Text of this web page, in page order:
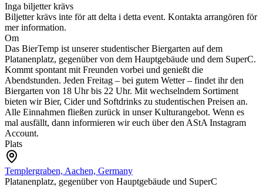
Inga biljetter krävs
Biljetter krävs inte för att delta i detta event. Kontakta arrangören för
mer information.
Om
Das BierTemp ist unserer studentischer Biergarten auf dem
Platanenplatz, gegenüber von dem Hauptgebäude und dem SuperC.
Kommt spontant mit Freunden vorbei und genießt die
Abendstunden. Jeden Freitag – bei gutem Wetter – findet ihr den
Biergarten von 18 Uhr bis 22 Uhr. Mit wechselndem Sortiment
bieten wir Bier, Cider und Softdrinks zu studentischen Preisen an.
Alle Einnahmen fließen zurück in unser Kulturangebot. Wenn es
mal ausfällt, dann informieren wir euch über den AStA Instagram
Account.
Plats
Templergraben, Aachen, Germany
Platanenplatz, gegenüber von Hauptgebäude und SuperC